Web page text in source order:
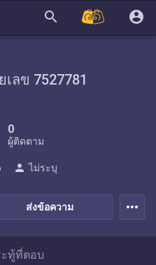
search account_circle
ลข 7527781
0
ผู้ติดตาม
ส่งข้อความ
person ไม่ระบุ
more_horiz
ะทู้ที่ตอบ